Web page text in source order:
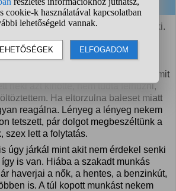
válasza:
a páromat nem érdekli, hogy néz ki.
Magán az emberen látszik, hogy
semmi csillogás. Első randira
jött, egy öreg keleti autóval
nincs is rendes ruhatára, amit
neki azt kinőtte, nem tudta felhúzni,
Ha eltorzulna baleset miatt
reagálna. Lényeg a lényeg nekem
tetszett, pár dolgot megbeszéltünk a
szex lett a folytatás.
úgy járkál mint akit nem érdekel senki
is van. Hiába a szakadt munkás
haverjai a nők, a hentes, a benzinkút,
is. A túl kopott munkást nekem